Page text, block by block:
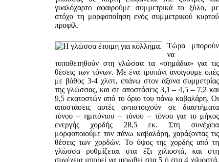
γυαλόχαρτο αφαιρούμε συμμετρικά το ξύλο, με
στόχο τη μορφοποίηση ενός συμμετρικού κυρτού
προφίλ.
Τώρα μπορούν
να
τοποθετηθούν στη γλώσσα τα «σημάδια» για τις
θέσεις των τόνων. Με ένα τρυπάνι ανοίγουμε οπές
με βάθος 3-4 χλστ, επάνω στον άξονα συμμετρίας
της γλώσσας, και σε αποστάσεις 3,1 – 4,5 – 7,2 και
9,5 εκατοστών από το όριο του πάνω καβαλάρη. Οι
αποστάσεις αυτές αντιστοιχούν σε διαστήματα
τόνου – ημιτόνιου – τόνου – τόνου για το μήκος
ενεργής χορδής 28,5 εκ. Στη συνέχεια
μορφοποιούμε τον πάνω καβαλάρη, χαράζοντας τις
θέσεις των χορδών. Το ύψος της χορδής από τη
γλώσσα ρυθμίζεται στα έξι χιλιοστά, και στη
συνέχεια μπορεί να μειωθεί στα 5 ή στα 4 χιλιοστά,